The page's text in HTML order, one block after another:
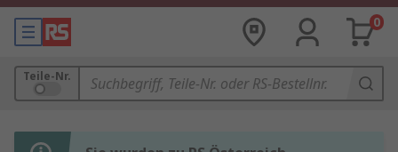
0
Teile-Nr.